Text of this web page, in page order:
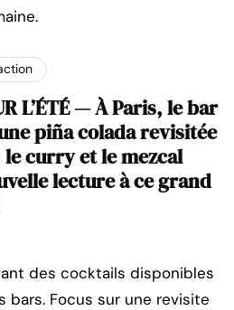
L’ÉTÉ — À Paris, le bar
piña colada revisitée
curry et le mezcal
lecture à ce grand
des cocktails disponibles
Focus sur une revisite